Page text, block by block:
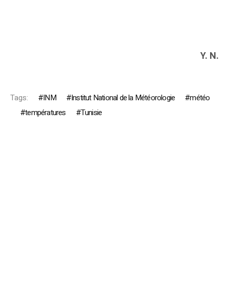
Y. N.
Tags: INM Institut National de la Météorologie
météo
températures
Tunisie